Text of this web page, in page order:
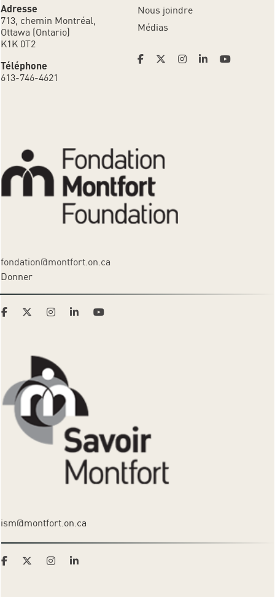
Adresse
713, chemin Montréal,
Ottawa (Ontario)
K1K 0T2
Téléphone
613-746-4621
Nous joindre
Médias
fondation@montfort.on.ca
Donner
ism@montfort.on.ca